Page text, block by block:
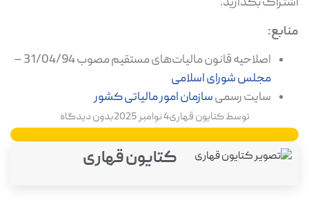
منابع:
اصلاحیه قانون مالیات‌های مستقیم مصوب 31/04/94 –
مجلس شورای اسلامی
سایت رسمیسازمان امور مالیاتی کشور
توسطکتایون قهاری4 نوامبر 2025 بدون دیدگاه
کتایون قهاری